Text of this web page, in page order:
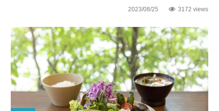
2023/08/25 3172 views